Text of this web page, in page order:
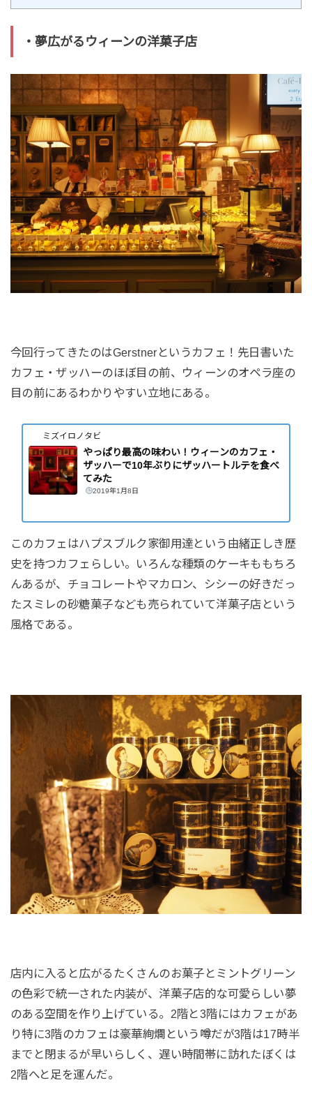
・夢広がるウィーンの洋菓子店
今回行ってきたのはGerstnerというカフェ！先日書いた
カフェ・ザッハーのほぼ目の前、ウィーンのオペラ座の
目の前にあるわかりやすい立地にある。
ミズイロノタビ
やっぱり最高の味わい！ウィーンのカフェ・
ザッハーで10年ぶりにザッハートルテを食べ
てみた
2019年1月8日
このカフェはハプスブルク家御用達という由緒正しき歴
史を持つカフェらしい。いろんな種類のケーキももちろ
んあるが、チョコレートやマカロン、シシーの好きだっ
たスミレの砂糖菓子なども売られていて洋菓子店という
風格である。
店内に入ると広がるたくさんのお菓子とミントグリーン
の色彩で統一された内装が、洋菓子店的な可愛らしい夢
のある空間を作り上げている。2階と3階にはカフェがあ
り特に3階のカフェは豪華絢爛という噂だが3階は17時半
までと閉まるが早いらしく、遅い時間帯に訪れたぼくは
2階へと足を運んだ。